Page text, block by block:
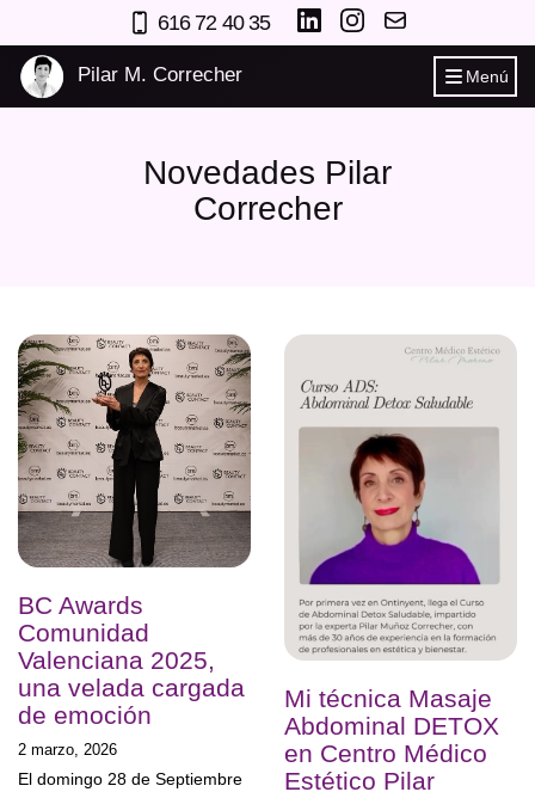
616 72 40 35
Pilar M. Correcher Menú
Novedades Pilar
Correcher
BC Awards
Comunidad
Valenciana 2025,
una velada cargada
de emoción
2 marzo, 2026
El domingo 28 de Septiembre
Mi técnica Masaje
Abdominal DETOX
en Centro Médico
Estético Pilar